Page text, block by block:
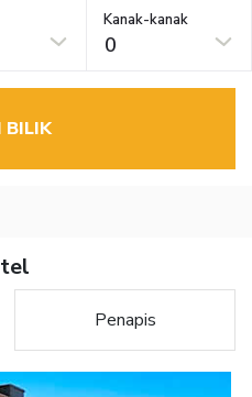
Kanak-kanak
0
BILIK
Penapis